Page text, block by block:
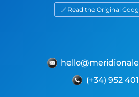
✅ Read the Original